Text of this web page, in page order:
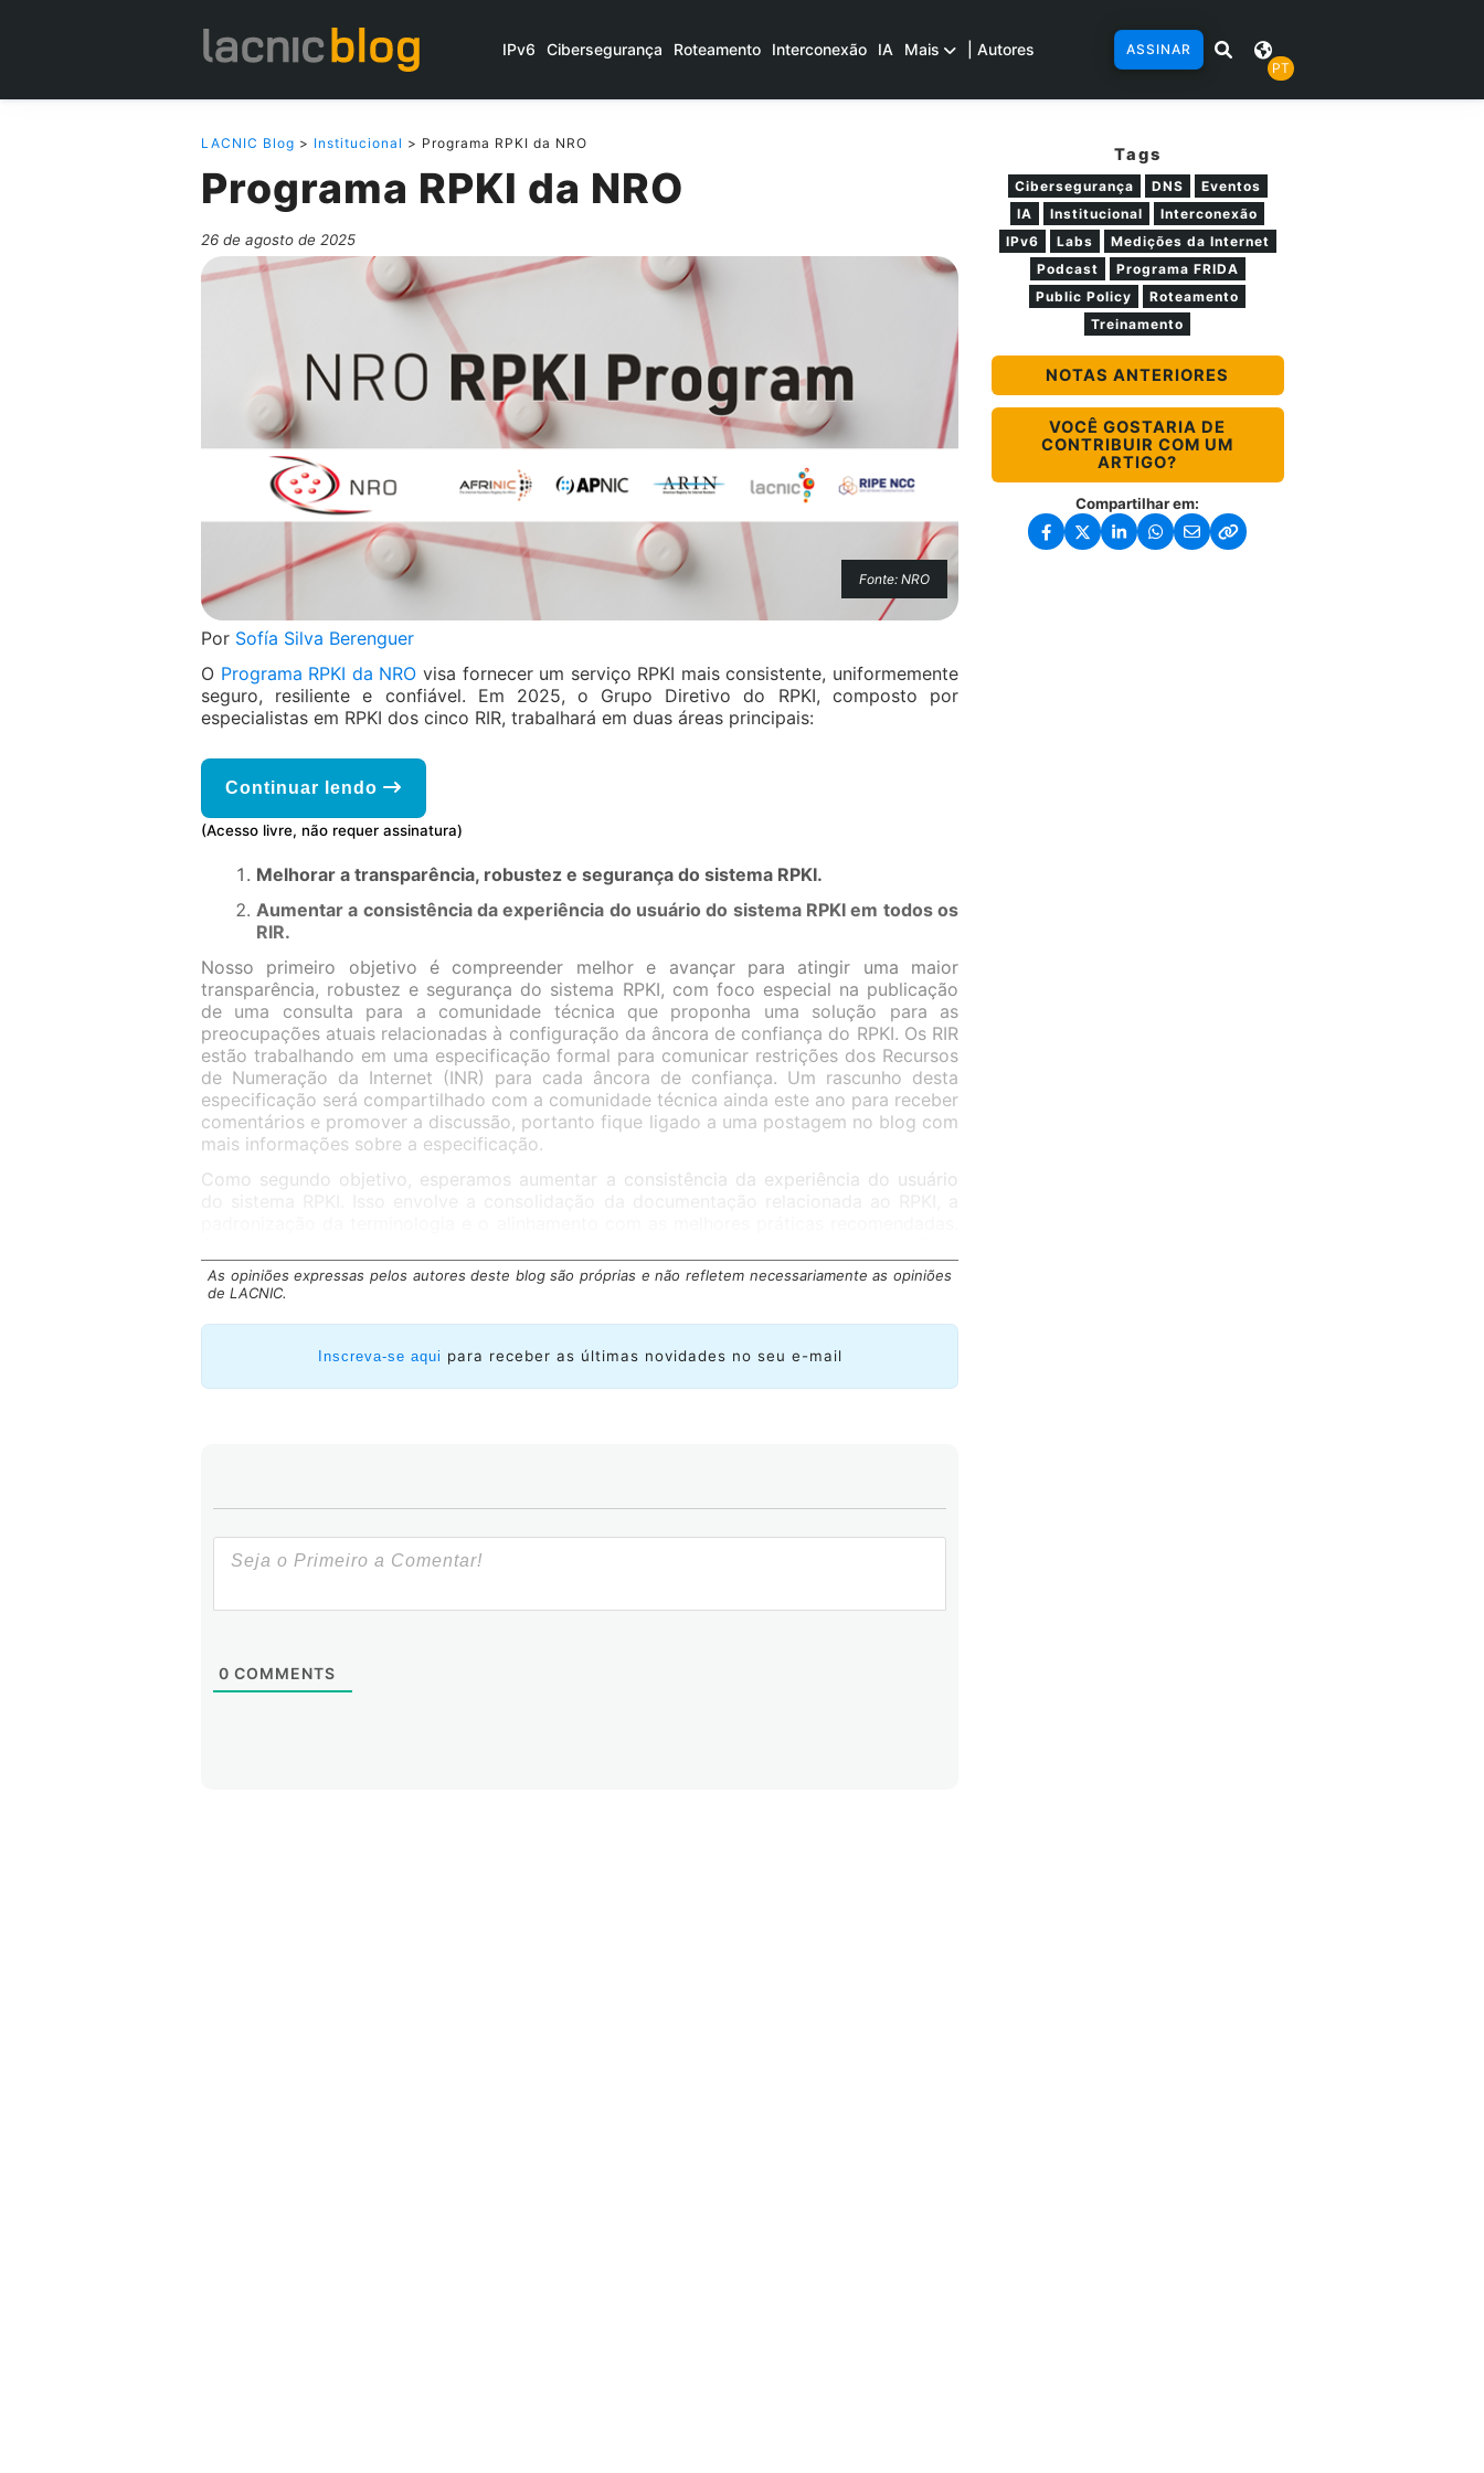
IPv6 Cibersegurança Roteamento Interconexão IA Mais | Autores
ASSINAR
PT
LACNIC Blog > Institucional > Programa RPKI da NRO
Programa RPKI da NRO
26 de agosto de 2025
Fonte: NRO
Por Sofía Silva Berenguer
O Programa RPKI da NRO visa fornecer um serviço RPKI mais consistente, uniformemente
seguro, resiliente e confiável. Em 2025, o Grupo Diretivo do RPKI, composto por
especialistas em RPKI dos cinco RIR, trabalhará em duas áreas principais:
Continuar lendo
(Acesso livre, não requer assinatura)
Melhorar a transparência, robustez e segurança do sistema RPKI.
Aumentar a consistência da experiência do usuário do sistema RPKI em todos os
RIR.
Nosso primeiro objetivo é compreender melhor e avançar para atingir uma maior
transparência, robustez e segurança do sistema RPKI, com foco especial na publicação
de uma consulta para a comunidade técnica que proponha uma solução para as
preocupações atuais relacionadas à configuração da âncora de confiança do RPKI. Os RIR
estão trabalhando em uma especificação formal para comunicar restrições dos Recursos
de Numeração da Internet (INR) para cada âncora de confiança. Um rascunho desta
especificação será compartilhado com a comunidade técnica ainda este ano para receber
comentários e promover a discussão, portanto fique ligado a uma postagem no blog com
mais informações sobre a especificação.
Como segundo objetivo, esperamos aumentar a consistência da experiência do usuário
que consideramos essenciais:
As opiniões expressas pelos autores deste blog são próprias e não refletem necessariamente as opiniões
de LACNIC.
Inscreva-se aqui para receber as últimas novidades no seu e-mail
0 COMMENTS
Tags
Cibersegurança DNS
Eventos
IA
Institucional
Interconexão
IPv6
Labs
Medições da Internet
Podcast
Programa FRIDA
Public Policy
Roteamento
Treinamento
NOTAS ANTERIORES
VOCÊ GOSTARIA DE
CONTRIBUIR COM UM
ARTIGO?
Compartilhar em: